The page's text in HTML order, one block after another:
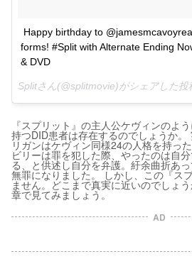
Happy birthday to
forms! #Split with Alternate Ending
& DVD
Splitさん(@splitmovie)がシェアした投
『スプリット』の主人公ケヴィンのよ
持つDID患者は存在するのでしょうか。
リガンはケヴィン同様24の人格を持っ
ビリーは罪を犯した際、やったのは自
る、と供述し自分を弁護。紆余曲折あ
無罪になりました。 しかし、この『ス
ません。どこまで真実に近いのでしょ
章で見てみましょう。
AD